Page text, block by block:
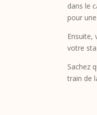
dans le
pour
Ensuite,
votre
Sachez
train de